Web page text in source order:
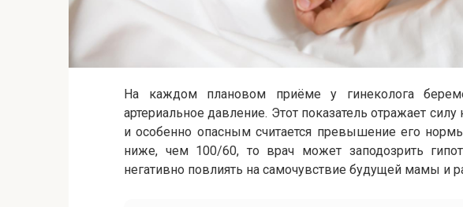
На каждом плановом приёме у гинеколога
артериальное давление. Этот показатель отражает
и особенно опасным считается превышение его
ниже, чем 100/60, то врач может заподозрить
негативно повлиять на самочувствие будущей мамы и